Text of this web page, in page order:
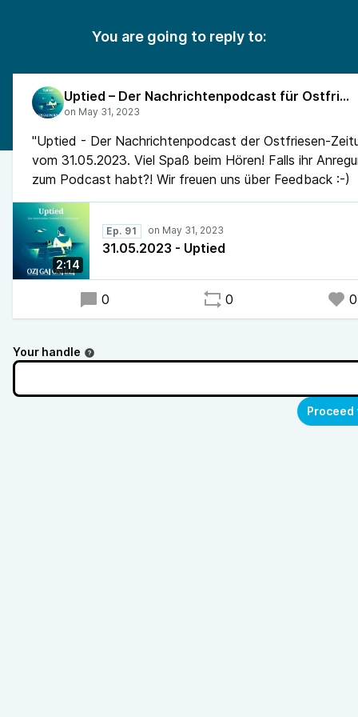
You are going to reply to:
Uptied – Der Nachrichtenpodcast für Ostfriesland
"Uptied - Der Nachrichtenpodcast der Ostfriesen-
vom 31.05.2023. Viel Spaß beim Hören! Falls ihr
zum Podcast habt?! Wir freuen uns über Feedback :-)
2:14
Ep. 91
31.05.2023 - Uptied
0 0 0
Your handle
Proceed